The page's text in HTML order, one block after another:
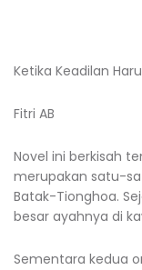
Ketika Keadilan
Fitri AB
Novel ini berkisah
merupakan satu-
Batak-Tionghoa.
besar ayahnya di
Sementara kedua